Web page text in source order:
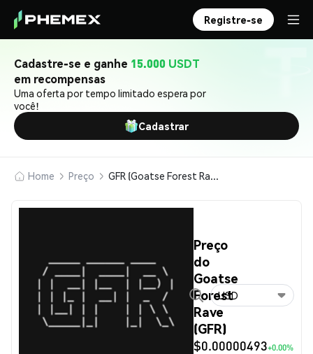
Registre-se
Cadastre-se e ganhe 15.000 USDT
em recompensas
Uma oferta por tempo limitado espera por
você!
Cadastrar
Home Preço GFR (Goatse Forest Rave)
Preço
do
Goatse
Forest
Rave
(GFR)
$0.00000493+0.00%
USD